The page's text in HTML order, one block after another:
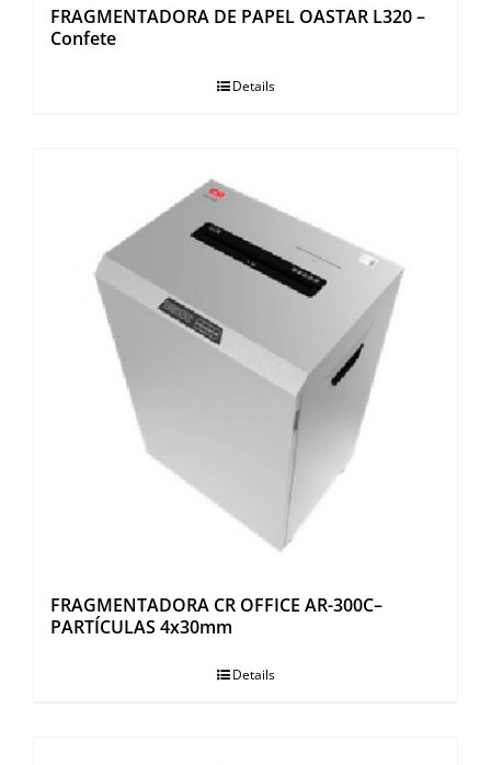
FRAGMENTADORA DE PAPEL OASTAR L320 –
Confete
Details
FRAGMENTADORA CR OFFICE AR-300C–
PARTÍCULAS 4x30mm
Details